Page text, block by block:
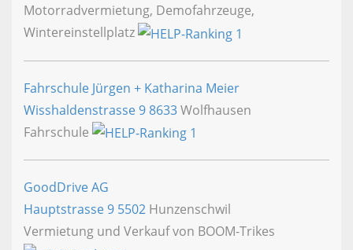
Motorradvermietung, Demofahrzeuge,
Wintereinstellplatz
Fahrschule Jürgen + Katharina Meier
Wisshaldenstrasse 98633Wolfhausen
Fahrschule
GoodDrive AG
Hauptstrasse 9 5502 Hunzenschwil
Vermietung und Verkauf von BOOM-Trikes